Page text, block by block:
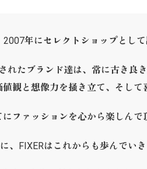
2007年にセレクトショップとして
たブランド達は、常に古き良
観と想像力を掻き立て、そして
ファッションを心から楽しんで
、FIXERはこれからも歩んでいき